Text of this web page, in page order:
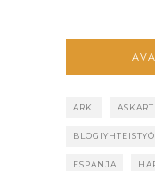
ARKI
BLOGIYHTEISTYÖ
ESPANJA